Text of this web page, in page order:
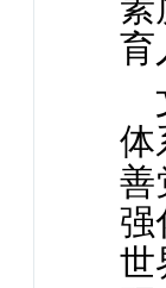
素
育
体
善
强
世